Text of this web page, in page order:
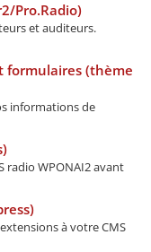
Pro.Radio)
et auditeurs.
formulaires (thème
informations de
radio WPONAI2 avant
à votre CMS